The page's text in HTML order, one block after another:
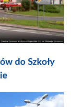
do Szkoły